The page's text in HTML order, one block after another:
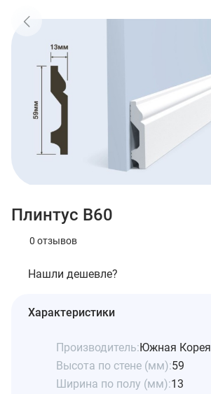
Плинтус B60
0 отзывов
Нашли дешевле?
Характеристики
Производитель:Южная Корея
Высота по стене (мм):59
Ширина по полу (мм):13